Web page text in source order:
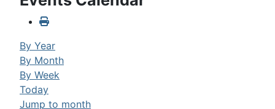
By Year
By Month
By Week
Today
Jump to month